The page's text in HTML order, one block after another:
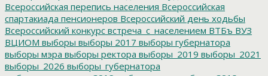
Всероссийская перепись населения Всероссийская
спартакиада пенсионеров Всероссийский день ходьбы
Всероссийский конкурс встреча_с_населением ВТБъ ВУЗ
ВЦИОМ выборы выборы 2017 выборы губернатора
выборы мэра выборы ректора выборы_2019 выборы_2021
выборы_2026 выборы_губернатора